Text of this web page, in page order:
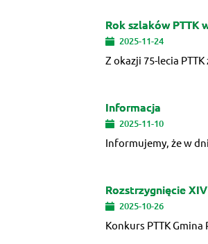
Rok szlaków PTTK
2025-11-24
Z okazji 75-lecia
Informacja
2025-11-10
Informujemy, że w
Rozstrzygnięcie
2025-10-26
Konkurs PTTK Gmina